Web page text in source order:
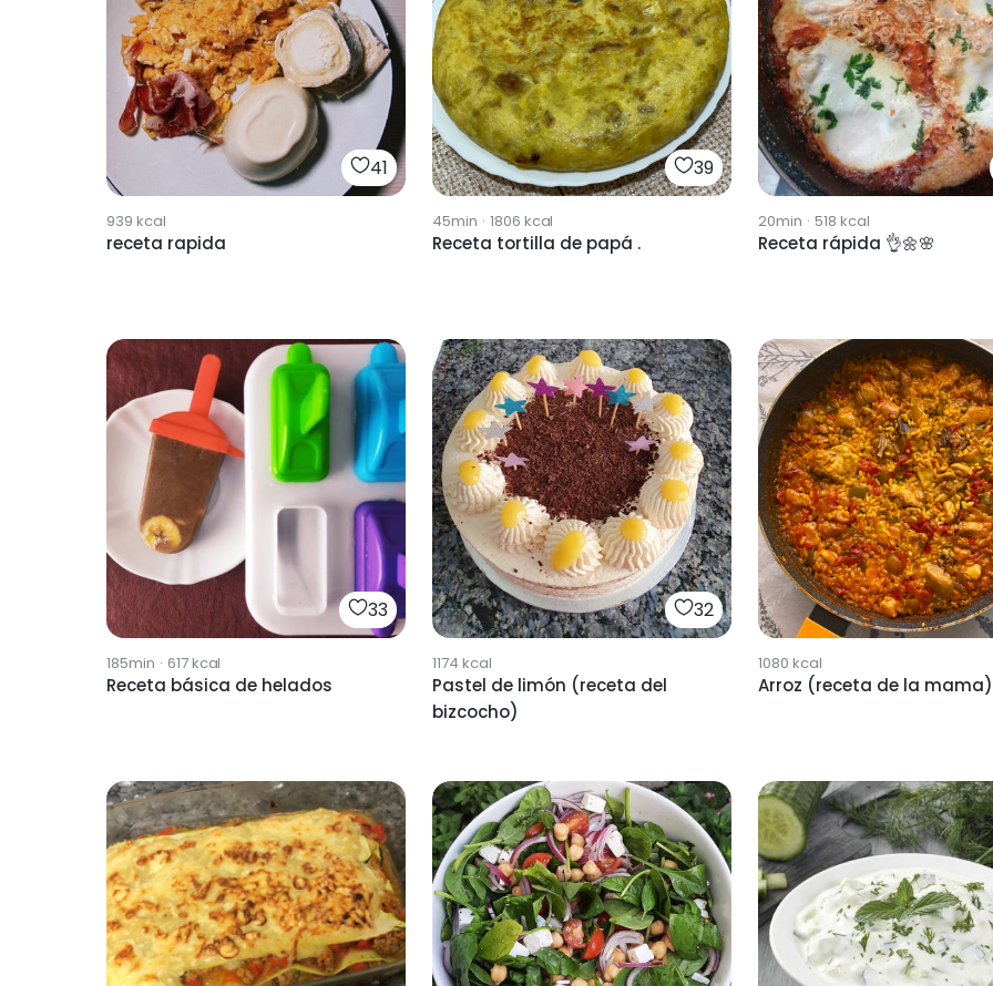
41
939 kcal
receta rapida
39
45min · 1806 kcal
Receta tortilla de papá .
20min · 518 kcal
Receta rápida 👌🌼🌸
33
185min · 617kcal
Receta básica de helados
32
1174 kcal
Pastel de limón (receta del
bizcocho)
1080 kcal
Arroz (receta de la mama)